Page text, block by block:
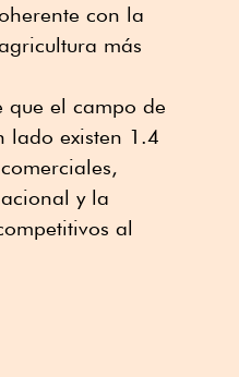
con la
más
que el campo de
lado existen 1.4
y la
al